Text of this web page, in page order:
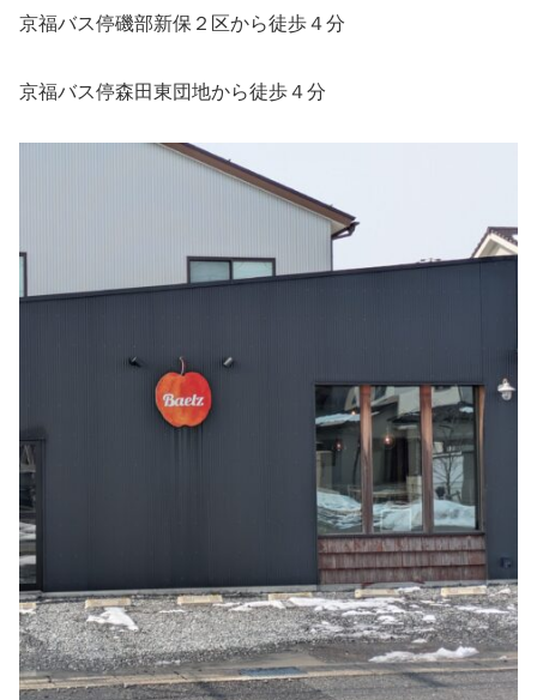
京福バス停磯部新保２区から徒歩４分
京福バス停森田東団地から徒歩４分